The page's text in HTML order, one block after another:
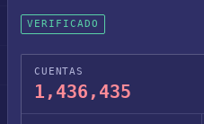
VERIFICADO
CUENTAS
1,436,435